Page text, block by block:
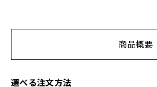
商品概要
選べる注文方法